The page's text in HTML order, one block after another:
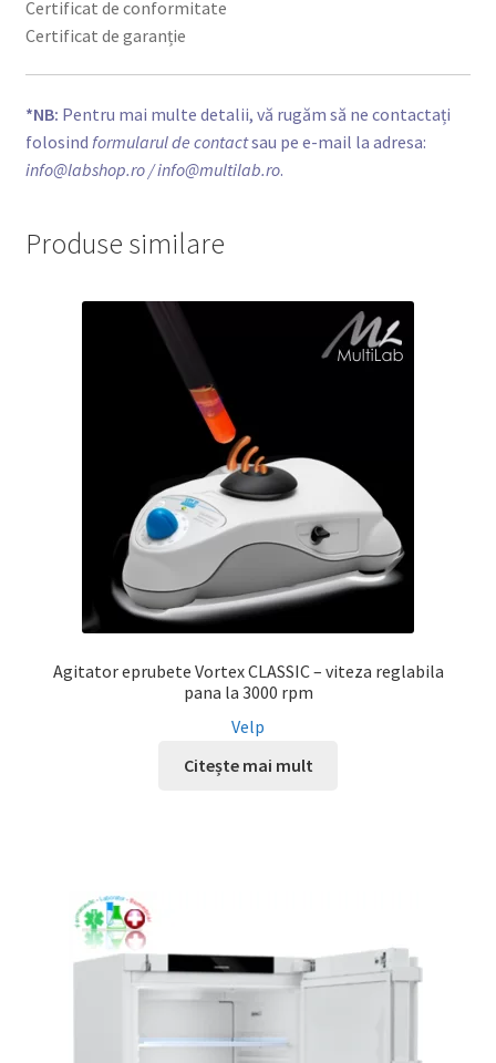
Certificat de conformitate
Certificat de garanție
*NB: Pentru mai multe detalii, vă rugăm să ne contactați
folosind formularul de contactsau pe e-mail la adresa:
info@labshop.ro/ info@multilab.ro.
Produse similare
Agitator eprubete Vortex CLASSIC – viteza reglabila
pana la 3000 rpm
Velp
Citește mai mult